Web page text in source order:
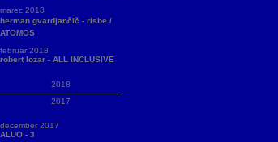
marec 2018
herman gvardjančič - risbe /
ATOMOS
februar 2018
robert lozar - ALL INCLUSIVE
2018
2017
december 2017
ALUO - 3